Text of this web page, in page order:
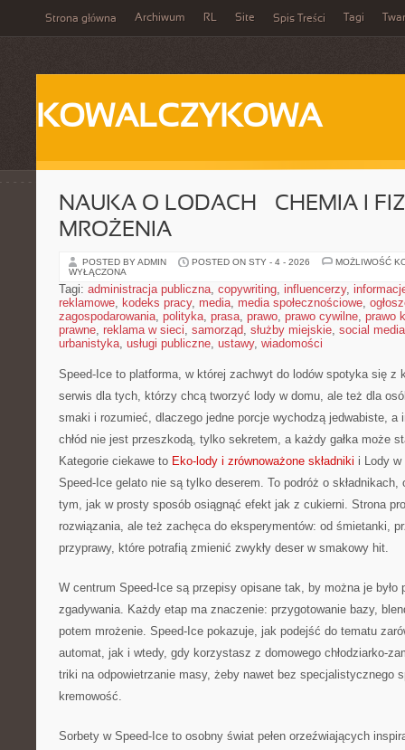
Strona główna Archiwum RL Site Spis Treści Tagi
KOWALCZYKOWA
NAUKA O LODACH – CHEMIA I
MROŻENIA
POSTED BY ADMIN POSTED ON STY - 4 - 2026
MOŻLIWOŚĆ
WYŁĄCZONA
Tagi: administracja publiczna, copywriting, influencerzy,
reklamowe, kodeks pracy, media, media społecznościowe,
zagospodarowania, polityka, prasa, prawo, prawo cywilne, prawo
prawne, reklama w sieci, samorząd, służby miejskie, social media
urbanistyka, usługi publiczne, ustawy, wiadomości
Speed-Ice to platforma, w której zachwyt do lodów spotyka się z
serwis dla tych, którzy chcą tworzyć lody w domu, ale też dla
smaki i rozumieć, dlaczego jedne porcje wychodzą jedwabiste, a
chłód nie jest przeszkodą, tylko sekretem, a każdy gałka może
Kategorie ciekawe to Eko-lody i zrównoważone składniki i Lody w
Speed-Ice gelato nie są tylko deserem. To podróż o
tym, jak w prosty sposób osiągnąć efekt jak z cukierni. Strona
rozwiązania, ale też zachęca do eksperymentów: od śmietanki,
przyprawy, które potrafią zmienić zwykły deser w smakowy hit.
W centrum Speed-Ice są przepisy opisane tak, by można je
zgadywania. Każdy etap ma znaczenie: przygotowanie bazy,
potem mrożenie. Speed-Ice pokazuje, jak podejść do tematu
automat, jak i wtedy, gdy korzystasz z domowego chłodziarko-
triki na odpowietrzanie masy, żeby nawet bez specjalistycznego
kremowość.
Sorbety w Speed-Ice to osobny świat pełen orzeźwiających